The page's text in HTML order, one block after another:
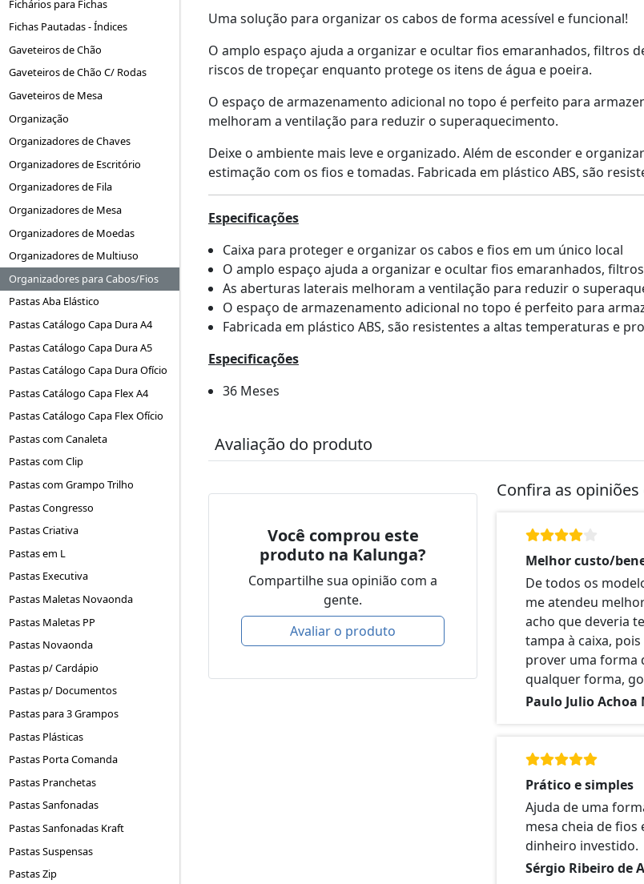
Fichários para Fichas
Fichas Pautadas - Índices
Gaveteiros de Chão
Gaveteiros de Chão C/ Rodas
Gaveteiros de Mesa
Organização
Organizadores de Chaves
Organizadores de Escritório
Organizadores de Fila
Organizadores de Mesa
Organizadores de Moedas
Organizadores de Multiuso
Organizadores para Cabos/Fios
Pastas Aba Elástico
Pastas Catálogo Capa Dura A4
Pastas Catálogo Capa Dura A5
Pastas Catálogo Capa Dura Ofício
Pastas Catálogo Capa Flex A4
Pastas Catálogo Capa Flex Ofício
Pastas com Canaleta
Pastas com Clip
Pastas com Grampo Trilho
Pastas Congresso
Pastas Criativa
Pastas em L
Pastas Executiva
Pastas Maletas Novaonda
Pastas Maletas PP
Pastas Novaonda
Pastas p/ Cardápio
Pastas p/ Documentos
Pastas para 3 Grampos
Pastas Plásticas
Pastas Porta Comanda
Pastas Pranchetas
Pastas Sanfonadas
Pastas Sanfonadas Kraft
Pastas Suspensas
Pastas Zip
Uma solução para organizar os cabos de forma acessível e funcional!
O amplo espaço ajuda a organizar e ocultar fios emaranhados, filtros
riscos de tropeçar enquanto protege os itens de água e poeira.
O espaço de armazenamento adicional no topo é perfeito para
melhoram a ventilação para reduzir o superaquecimento.
Deixe o ambiente mais leve e organizado. Além de esconder e
estimação com os fios e tomadas. Fabricada em plástico ABS, são
Especificações
Caixa para proteger e organizar os cabos e fios em um único local
O amplo espaço ajuda a organizar e ocultar fios emaranhados,
As aberturas laterais melhoram a ventilação para reduzir o
O espaço de armazenamento adicional no topo é perfeito para
Fabricada em plástico ABS, são resistentes a altas temperaturas e
Especificações
36 Meses
Avaliação do produto
Você comprou este
produto na Kalunga?
Compartilhe sua opinião com a
gente.
Avaliar o produto
Confira as
Melhor custo/
De todos os
me atendeu
acho que deveria
tampa à caixa,
prover uma forma
qualquer forma,
Paulo Julio Achoa
Prático e simples
Ajuda de uma
mesa cheia de
dinheiro investido.
Sérgio Ribeiro de